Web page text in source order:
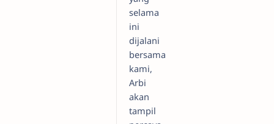
selama
ini
dijalani
bersama
kami,
Arbi
akan
tampil